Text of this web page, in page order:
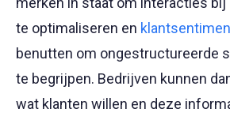
te optimaliseren en
benutten om ongestructureerde
te begrijpen. Bedrijven kunnen
wat klanten willen en deze